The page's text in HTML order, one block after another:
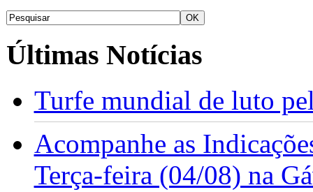
Últimas Notícias
Turfe mundial de luto
Acompanhe as
Terça-feira (04/08) na